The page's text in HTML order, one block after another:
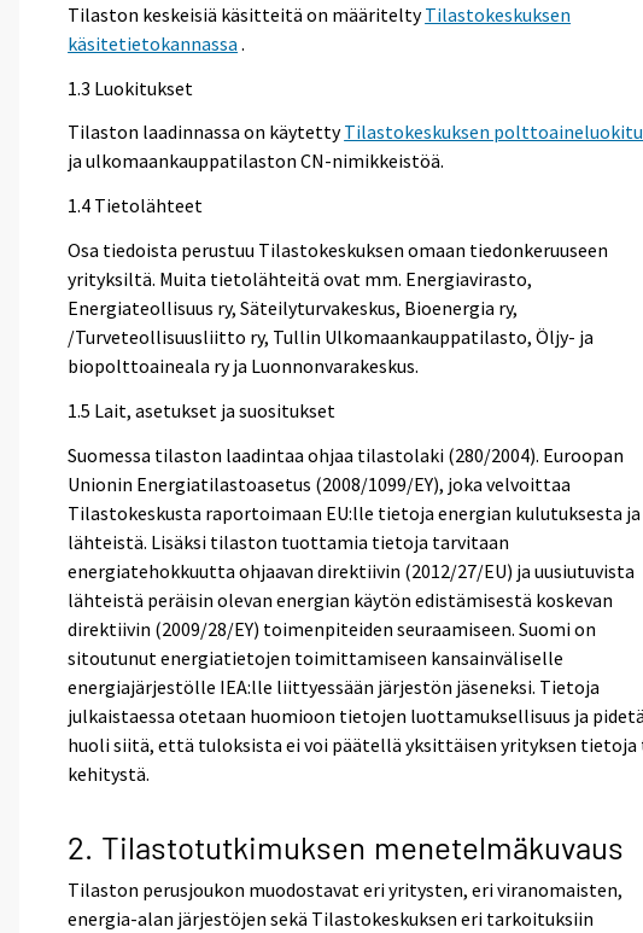
Tilaston keskeisiä käsitteitä on määriteltyTilastokeskuksen
käsitetietokannassa .
1.3 Luokitukset
Tilaston laadinnassa on käytettyTilastokeskuksen
ja ulkomaankauppatilaston CN-nimikkeistöä.
1.4 Tietolähteet
Osa tiedoista perustuu Tilastokeskuksen omaan tiedonkeruuseen
yrityksiltä. Muita tietolähteitä ovat mm. Energiavirasto,
Energiateollisuus ry, Säteilyturvakeskus, Bioenergia ry,
/Turveteollisuusliitto ry, Tullin Ulkomaankauppatilasto, Öljy- ja
biopolttoaineala ry ja Luonnonvarakeskus.
1.5 Lait, asetukset ja suositukset
Suomessa tilaston laadintaa ohjaa tilastolaki (280/2004). Euroopan
Unionin Energiatilastoasetus (2008/1099/EY), joka velvoittaa
Tilastokeskusta raportoimaan EU:lle tietoja energian kulutuksesta ja
lähteistä. Lisäksi tilaston tuottamia tietoja tarvitaan
energiatehokkuutta ohjaavan direktiivin (2012/27/EU) ja uusiutuvista
lähteistä peräisin olevan energian käytön edistämisestä koskevan
direktiivin (2009/28/EY) toimenpiteiden seuraamiseen. Suomi on
sitoutunut energiatietojen toimittamiseen kansainväliselle
energiajärjestölle IEA:lle liittyessään järjestön jäseneksi. Tietoja
julkaistaessa otetaan huomioon tietojen luottamuksellisuus ja
huoli siitä, että tuloksista ei voi päätellä yksittäisen yrityksen tietoja
kehitystä.
2. Tilastotutkimuksen menetelmäkuvaus
Tilaston perusjoukon muodostavat eri yritysten, eri viranomaisten,
energia-alan järjestöjen sekä Tilastokeskuksen eri tarkoituksiin